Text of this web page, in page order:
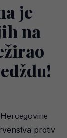
je
na
protiv